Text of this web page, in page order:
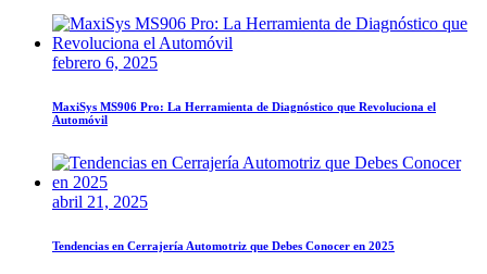
febrero 6, 2025
MaxiSys MS906 Pro: La Herramienta de Diagnóstico que Revoluciona el
Automóvil
abril 21, 2025
Tendencias en Cerrajería Automotriz que Debes Conocer en 2025